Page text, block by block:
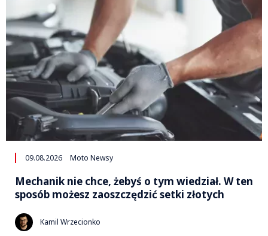
09.08.2026 Moto Newsy
Mechanik nie chce, żebyś o tym wiedział. W ten
sposób możesz zaoszczędzić setki złotych
Kamil Wrzecionko